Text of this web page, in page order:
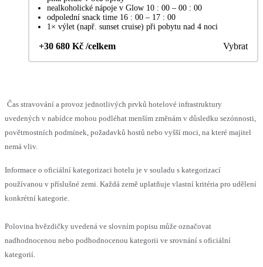
nealkoholické nápoje v Glow 10 : 00 – 00 : 00
odpolední snack time 16 : 00 – 17 : 00
1× výlet (např. sunset cruise) při pobytu nad 4 noci
+30 680 Kč /celkem Vybrat
Čas stravování a provoz jednotlivých prvků hotelové infrastruktury
uvedených v nabídce mohou podléhat menším změnám v důsledku sezónnosti,
povětrnostních podmínek, požadavků hostů nebo vyšší moci, na které majitel
nemá vliv.
Informace o oficiální kategorizaci hotelu je v souladu s kategorizací
používanou v příslušné zemi. Každá země uplatňuje vlastní kritéria pro udělení
konkrétní kategorie.
Polovina hvězdičky uvedená ve slovním popisu může označovat
nadhodnocenou nebo podhodnocenou kategorii ve srovnání s oficiální
kategorií.